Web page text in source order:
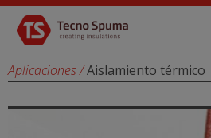
Español
Català
Aplicaciones/Aislamiento térmico